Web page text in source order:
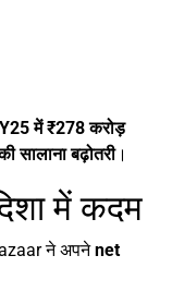
में ₹278 करोड़
सालाना बढ़ोतरी।
में कदम
ने अपनेnet